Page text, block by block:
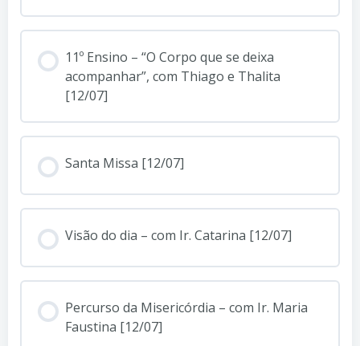
11º Ensino – “O Corpo que se deixa
acompanhar”, com Thiago e Thalita
[12/07]
Santa Missa [12/07]
Visão do dia – com Ir. Catarina [12/07]
Percurso da Misericórdia – com Ir. Maria
Faustina [12/07]